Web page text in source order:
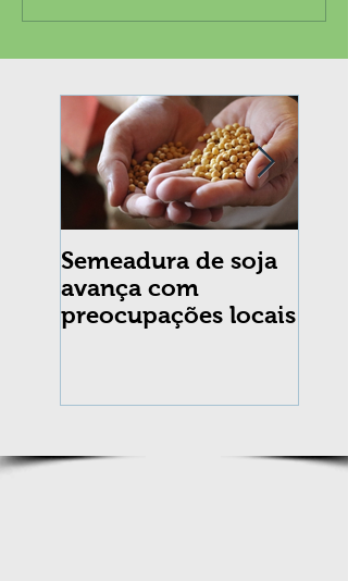
Semeadura de soja
avança com
preocupações locais